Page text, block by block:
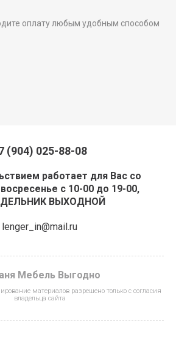
оплату любым удобным способом
(904) 025-88-08
работает для Вас со
с 10-00 до 19-00,
ВЫХОДНОЙ
lenger_in@mail.ru
Мебель Выгодно
материалов разрешено только с согласия
владельца сайта